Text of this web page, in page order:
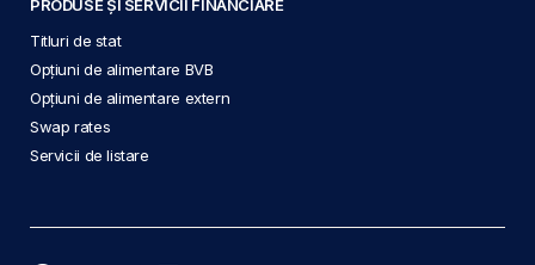
PRODUSE ȘI SERVICII FINANCIARE
Titluri de stat
Opțiuni de alimentare BVB
Opțiuni de alimentare extern
Swap rates
Servicii de listare